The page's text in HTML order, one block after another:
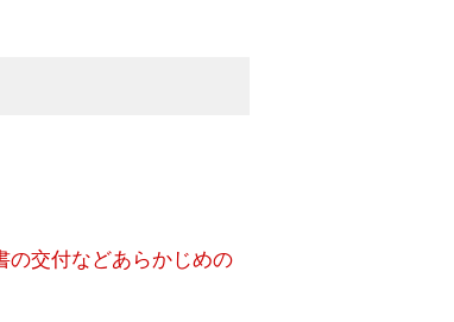
の交付などあらかじめの